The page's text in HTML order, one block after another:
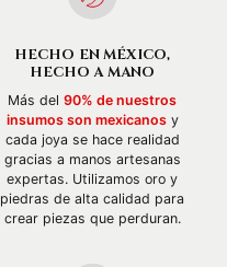
HECHO EN MÉXICO,
HECHO A MANO
Más del 90% de nuestros
insumos son mexicanosy
cada joya se hace realidad
gracias a manos artesanas
expertas. Utilizamos oro y
piedras de alta calidad para
crear piezas que perduran.